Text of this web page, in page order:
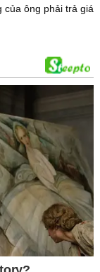
của ông phải trả giá